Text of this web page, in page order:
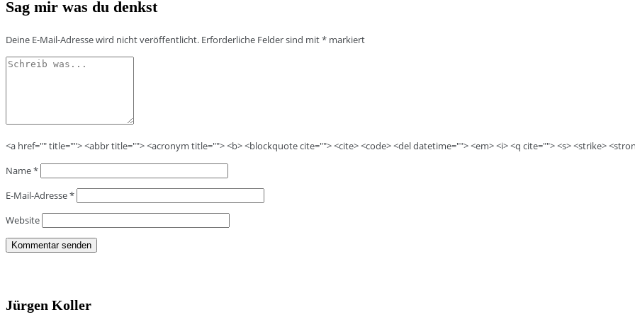
Sag mir was du denkst
Deine E-Mail-Adresse wird nicht veröffentlicht. Erforderliche Felder sind mit* markiert
<a href="" title=""> <abbr title=""> <acronym title=""> <b> <blockquote cite=""> <cite> <code> <del datetime=""> <em> <i> <q cite=""> <s> <strike>
Name*
E-Mail-Adresse*
Website
Jürgen Koller